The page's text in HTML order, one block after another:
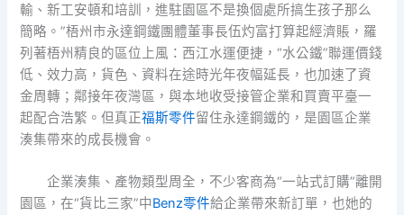
輸、新工安頓和培訓，進駐園區不是換個處所搞生孩子那么
簡略。”梧州市永達鋼鐵團體董事長伍灼富打算起經濟賬，羅
列著梧州精良的區位上風：西江水運便捷，“水公鐵”聯運價錢
低、效力高，貨色、資料在途時光年夜幅延長，也加速了資
金周轉；鄰接年夜灣區，與本地收受接管企業和買賣平臺一
起配合浩繁。但真正福斯零件留住永達鋼鐵的，是園區企業
湊集帶來的成長機會。
企業湊集、產物類型周全，不少客商為“一站式訂購”離開
園區，在“貨比三家”中Benz零件給企業帶來新訂單，也她的